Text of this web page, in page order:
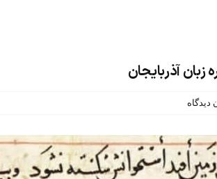
آذربایجان
دیدگاه